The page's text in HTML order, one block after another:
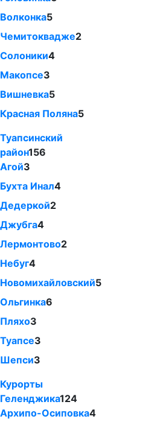
Волконка5
Чемитоквадже2
Солоники4
Макопсе3
Вишневка5
Красная Поляна5
Туапсинский
район156
Агой3
Бухта Инал4
Дедеркой2
Джубга4
Лермонтово2
Небуг4
Новомихайловский5
Ольгинка6
Пляхо3
Туапсе3
Шепси3
Курорты
Геленджика124
Архипо-Осиповка4